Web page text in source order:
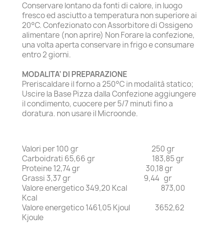
Conservare lontano da fonti di calore, in luogo
fresco ed asciutto a temperatura non superiore ai
20°C. Confezionato con Assorbitore di Ossigeno
alimentare (non aprire) Non Forare la confezione,
una volta aperta conservare in frigo e consumare
entro 2 giorni.
MODALITA’ DI PREPARAZIONE
Preriscaldare il forno a 250°C in modalità statico;
Uscire la Base Pizza dalla Confezione aggiungere
il condimento, cuocere per 5/7 minuti fino a
doratura. non usare il Microonde.
Valori per 100 gr 250 gr
Carboidrati 65,66 gr 183,85 gr
Proteine 12,74 gr 30,18 gr
Grassi 3,37 gr 9,44 gr
Valore energetico 349,20 Kcal 873,00
Kcal
Valore energetico 1461,05 Kjoul 3652,62
Kjoule